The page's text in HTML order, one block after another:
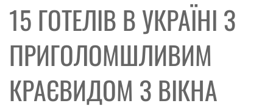
15 ГОТЕЛІВ В УКРАЇНІ З
ПРИГОЛОМШЛИВИМ
КРАЄВИДОМ З ВІКНА